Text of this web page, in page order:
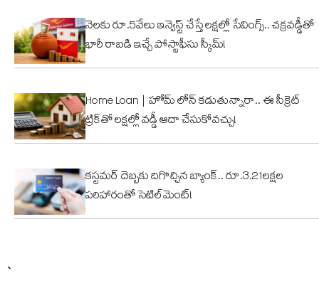
నెలకు రూ.5వేలు ఇన్వెస్ట్ చేస్తే లక్షల్లో సేవింగ్స్.. చక్రవడ్డీతో
భారీ రాబడి ఇచ్చే పోస్టాఫీసు స్కీమ్!
Home Loan | హోమ్ లోన్ కడుతున్నారా.. ఈ సీక్రెట్
ట్రిక్‌తో లక్షల్లో వడ్డీ ఆదా చేసుకోవచ్చు!
కస్టమర్ దెబ్బకు దిగొచ్చిన బ్యాంక్.. రూ.3.21లక్షల
పరిహారంతో సెటిల్‌మెంట్!
`